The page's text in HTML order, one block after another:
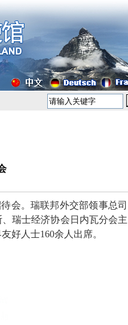
会。瑞联邦外交部领事总司
瑞士经济协会日内瓦分会主
好人士160余人出席。